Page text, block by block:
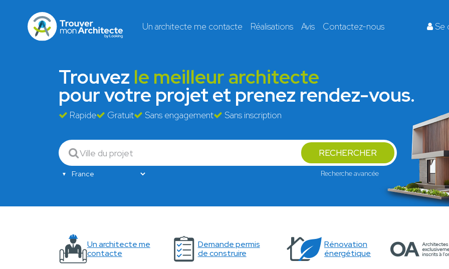
Un architecte me contacte Réalisations Avis Contactez-nous Se
Trouvez le meilleur architecte
pour votre projet et prenez rendez-vous.
Rapide Gratuit Sans engagement Sans inscription
RECHERCHER
Recherche avancée
Un architecte me
contacte
Demande permis
de construire
Rénovation
énergétique